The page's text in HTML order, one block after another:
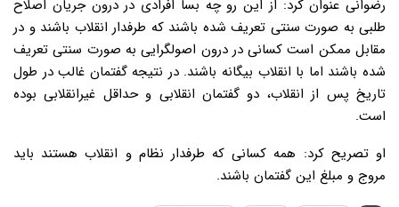
رضوانی عنوان کرد: از این رو چه بسا افرادی در درون جریان اصلاح
طلبی به صورت سنتی تعریف شده باشند که طرفدار انقلاب باشند و در
مقابل ممکن است کسانی در درون اصولگرایی به صورت سنتی تعریف
شده باشند اما با انقلاب بیگانه باشند. در نتیجه گفتمان غالب در طول
تاریخ پس از انقلاب، دو گفتمان انقلابی و حداقل غیرانقلابی بوده
است.
او تصریح کرد: همه کسانی که طرفدار نظام و انقلاب هستند باید
مروج و مبلغ این گفتمان باشند.